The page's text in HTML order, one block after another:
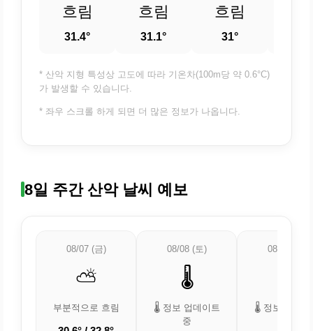
흐림
31.4°
흐림
31.1°
흐림
31°
* 산악 지형 특성상 고도에 따라 기온차(100m당 약 0.6°C)
가 발생할 수 있습니다.
* 좌우 스크롤 하게 되면 더 많은 정보가 나옵니다.
8일 주간 산악 날씨 예보
08/07 (금)
⛅
부분적으로 흐림
08/08 (토)
🌡️
🌡️ 정보 업데이트
중
08/09 (일)
🌡️ 정보 업데이